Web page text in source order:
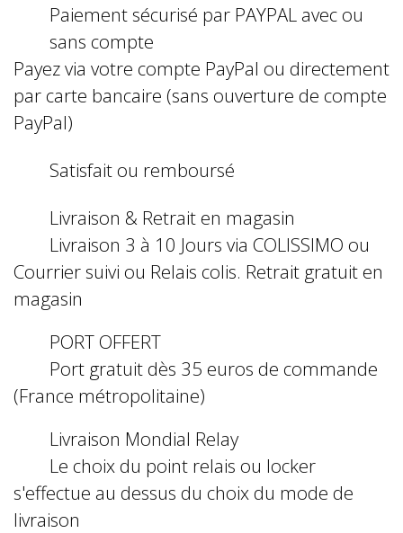
Paiement sécurisé par PAYPAL avec ou
sans compte
Payez via votre compte PayPal ou directement
par carte bancaire (sans ouverture de compte
PayPal)
Satisfait ou remboursé
Livraison & Retrait en magasin
Livraison 3 à 10 Jours via COLISSIMO ou
Courrier suivi ou Relais colis. Retrait gratuit en
magasin
PORT OFFERT
Port gratuit dès 35 euros de commande
(France métropolitaine)
Livraison Mondial Relay
Le choix du point relais ou locker
s'effectue au dessus du choix du mode de
livraison